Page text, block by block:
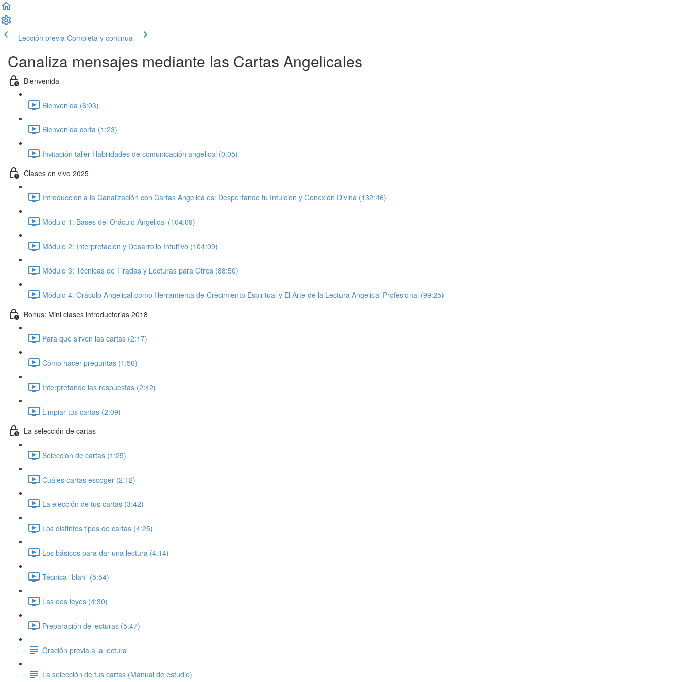
Lección previa Completa y continua
Canaliza mensajes mediante las Cartas Angelicales
Bienvenida
Bienvenida (6:03)
Bienvenida corta (1:23)
Invitación taller Habilidades de comunicación angelical (0:05)
Clases en vivo 2025
Introducción a la Canalización con Cartas Angelicales: Despertando tu Intuición y Conexión Divina (132:46)
Módulo 1: Bases del Oráculo Angelical (104:09)
Módulo 2: Interpretación y Desarrollo Intuitivo (104:09)
Módulo 3: Técnicas de Tiradas y Lecturas para Otros (88:50)
Módulo 4: Oráculo Angelical como Herramienta de Crecimiento Espiritual y El Arte de la Lectura Angelical Profesional (99:25)
Bonus: Mini clases introductorias 2018
Para que sirven las cartas (2:17)
Cómo hacer preguntas (1:56)
Interpretando las respuestas (2:42)
Limpiar tus cartas (2:09)
La selección de cartas
Selección de cartas (1:25)
Cuáles cartas escoger (2:12)
La elección de tus cartas (3:42)
Los distintos tipos de cartas (4:25)
Los básicos para dar una lectura (4:14)
Técnica "blah" (5:54)
Las dos leyes (4:30)
Preparación de lecturas (5:47)
Oración previa a la lectura
La selección de tus cartas (Manual de estudio)